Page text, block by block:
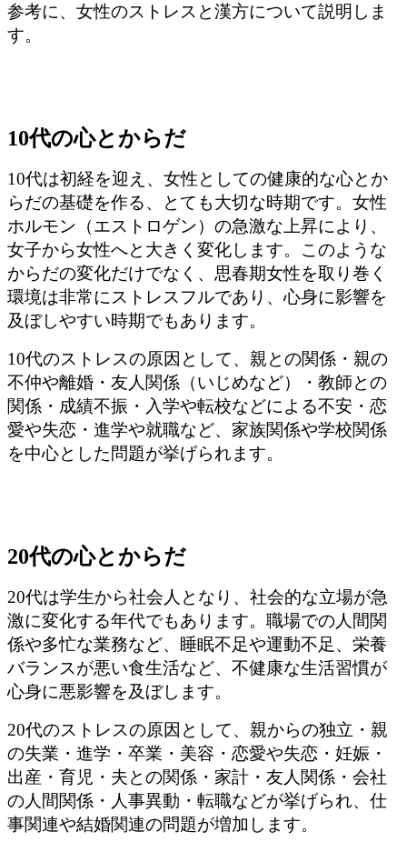
参考に、女性のストレスと漢方について説明しま
す。
10代の心とからだ
10代は初経を迎え、女性としての健康的な心とか
らだの基礎を作る、とても大切な時期です。女性
ホルモン（エストロゲン）の急激な上昇により、
女子から女性へと大きく変化します。このような
からだの変化だけでなく、思春期女性を取り巻く
環境は非常にストレスフルであり、心身に影響を
及ぼしやすい時期でもあります。
10代のストレスの原因として、親との関係・親の
不仲や離婚・友人関係（いじめなど）・教師との
関係・成績不振・入学や転校などによる不安・恋
愛や失恋・進学や就職など、家族関係や学校関係
を中心とした問題が挙げられます。
20代の心とからだ
20代は学生から社会人となり、社会的な立場が急
激に変化する年代でもあります。職場での人間関
係や多忙な業務など、睡眠不足や運動不足、栄養
バランスが悪い食生活など、不健康な生活習慣が
心身に悪影響を及ぼします。
20代のストレスの原因として、親からの独立・親
の失業・進学・卒業・美容・恋愛や失恋・妊娠・
出産・育児・夫との関係・家計・友人関係・会社
の人間関係・人事異動・転職などが挙げられ、仕
事関連や結婚関連の問題が増加します。